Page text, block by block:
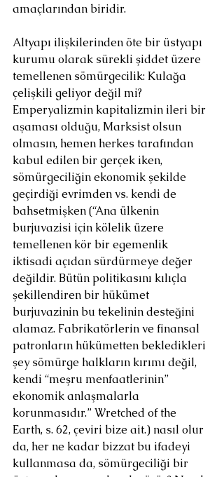
amaçlarından biridir.
Altyapı ilişkilerinden öte bir üstyapı
kurumu olarak sürekli şiddet üzere
temellenen sömürgecilik: Kulağa
çelişkili geliyor değil mi?
Emperyalizmin kapitalizmin ileri bir
aşaması olduğu, Marksist olsun
olmasın, hemen herkes tarafından
kabul edilen bir gerçek iken,
sömürgeciliğin ekonomik şekilde
geçirdiği evrimden vs. kendi de
bahsetmişken (“Ana ülkenin
burjuvazisi için kölelik üzere
temellenen kör bir egemenlik
iktisadi açıdan sürdürmeye değer
değildir. Bütün politikasını kılıçla
şekillendiren bir hükümet
burjuvazinin bu tekelinin desteğini
alamaz. Fabrikatörlerin ve finansal
patronların hükümetten bekledikleri
şey sömürge halkların kırımı değil,
kendi “meşru menfaatlerinin”
ekonomik anlaşmalarla
korunmasıdır.” Wretched of the
Earth, s. 62, çeviri bize ait.) nasıl olur
da, her ne kadar bizzat bu ifadeyi
kullanmasa da, sömürgeciliği bir